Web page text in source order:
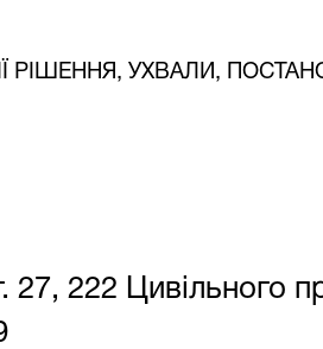
РІШЕННЯ, УХВАЛИ,
27, 222 Цивільного